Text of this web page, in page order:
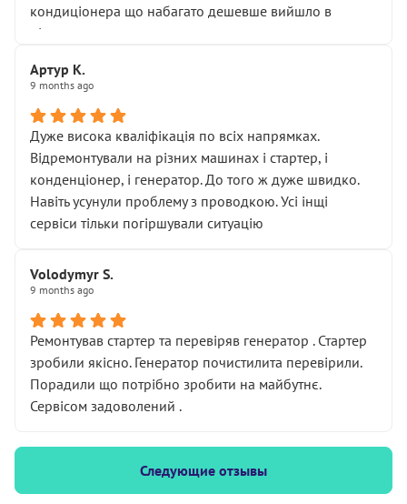
кондиціонера що набагато дешевше вийшло в
підсумку.
Артур К.
9 months ago
Дуже висока кваліфікація по всіх напрямках.
Відремонтували на різних машинах і стартер, і
конденціонер, і генератор. До того ж дуже швидко.
Навіть усунули проблему з проводкою. Усі інщі
сервіси тільки погіршували ситуацію
Volodymyr S.
9 months ago
Ремонтував стартер та перевіряв генератор . Стартер
зробили якісно. Генератор почистилита перевірили.
Порадили що потрібно зробити на майбутнє.
Сервісом задоволений .
Следующие отзывы